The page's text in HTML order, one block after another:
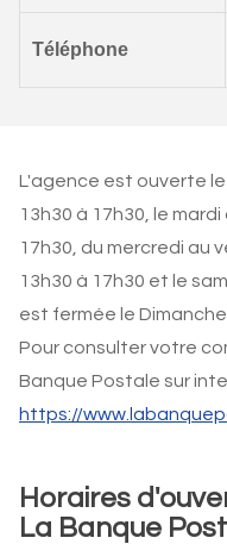
Téléphone
L'agence est ouverte
13h30 à 17h30, le
17h30, du mercredi au
13h30 à 17h30 et le
est fermée le Dimanche.
Pour consulter votre
Banque Postale sur
https://
Horaires
La Banque